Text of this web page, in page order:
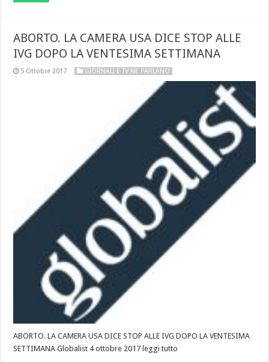
ABORTO. LA CAMERA USA DICE STOP ALLE
IVG DOPO LA VENTESIMA SETTIMANA
5 Ottobre 2017 GIORNALI E TV NE PARLANO
ABORTO. LA CAMERA USA DICE STOP ALLE IVG DOPO LA VENTESIMA
SETTIMANA Globalist 4 ottobre 2017 leggi tutto